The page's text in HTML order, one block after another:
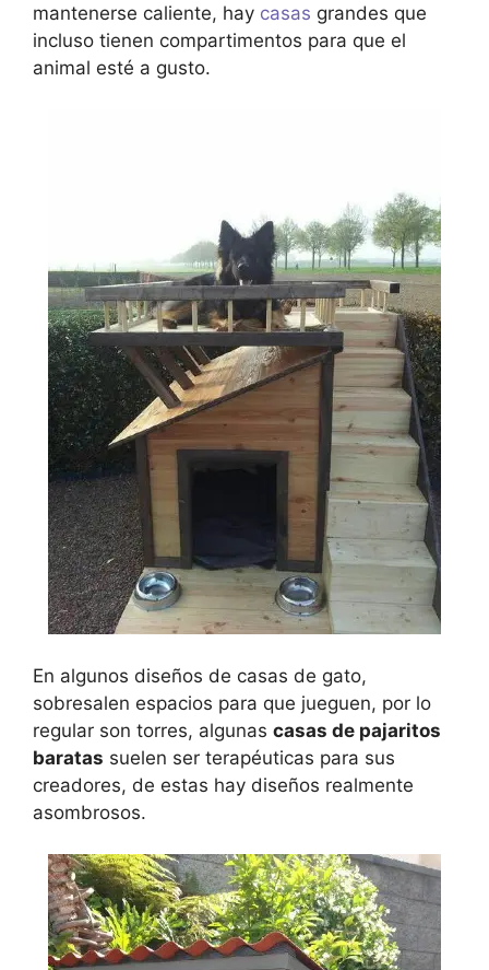
mantenerse caliente, hay casas grandes que
incluso tienen compartimentos para que el
animal esté a gusto.
En algunos diseños de casas de gato,
sobresalen espacios para que jueguen, por lo
regular son torres, algunas casas de pajaritos
baratas suelen ser terapéuticas para sus
creadores, de estas hay diseños realmente
asombrosos.